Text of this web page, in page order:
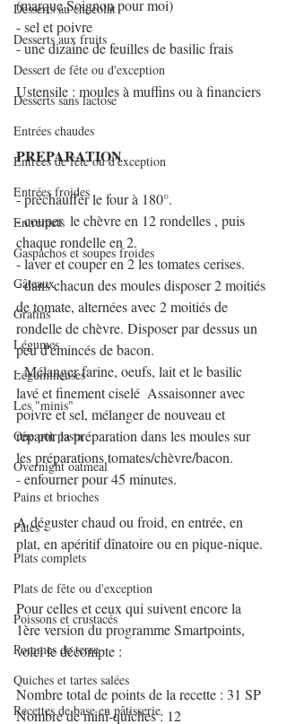
Desserts au chocolat
Desserts aux fruits
Dessert de fête ou d'exception
Desserts sans lactose
Entrées chaudes
Entrées de fête ou d'exception
Entrées froides
Entremets
Gaspachos et soupes froides
Gâteaux
Gratins
Légumes
Légumineuses
Les "minis"
One pot pasta
Overnight oatmeal
Pains et brioches
Pâtes
Plats complets
Plats de fête ou d'exception
Poissons et crustacés
Pommes de terre
Quiches et tartes salées
Recettes de base en pâtisserie
(marque Soignon pour moi)
- sel et poivre
- une dizaine de feuilles de basilic frais
Ustensile : moules à muffins ou à financiers
PREPARATION
- préchauffer le four à 180°.
- couper  le chèvre en 12 rondelles , puis
chaque rondelle en 2.
- laver et couper en 2 les tomates cerises.
- dans chacun des moules disposer 2 moitiés
de tomate, alternées avec 2 moitiés de
rondelle de chèvre. Disposer par dessus un
peu d'émincés de bacon.
- Mélanger farine, oeufs, lait et le basilic
lavé et finement ciselé  Assaisonner avec
poivre et sel, mélanger de nouveau et
répartir la préparation dans les moules sur
les préparations tomates/chèvre/bacon.
- enfourner pour 45 minutes.
A déguster chaud ou froid, en entrée, en
plat, en apéritif dînatoire ou en pique-nique.
Pour celles et ceux qui suivent encore la
1ère version du programme Smartpoints,
voici le décompte :
Nombre total de points de la recette : 31 SP
Nombre de mini-quiches : 12